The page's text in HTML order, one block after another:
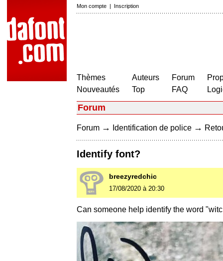
Mon compte | Inscription
Thèmes
Nouveautés
Auteurs
Top
Forum
FAQ
Forum
Forum → Identification de police →
Identify font?
breezyredchic
17/08/2020 à 20:30
Can someone help identify the word